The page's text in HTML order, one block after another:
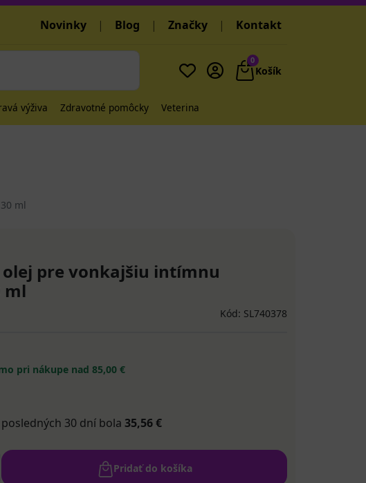
Novinky | Blog | Značky | Kontakt
0
Košík
výživa Zdravotné pomôcky Veterina
ml
olej pre vonkajšiu intímnu
ml
Kód: SL740378
pri nákupe nad 85,00 €
30 dní bola 35,56 €
Pridať do košíka